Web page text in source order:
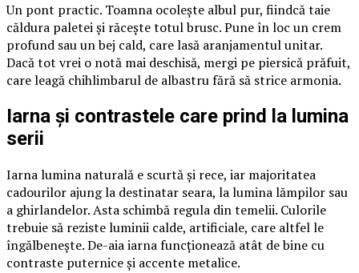
Un pont practic. Toamna ocolește albul pur, fiindcă taie
căldura paletei și răcește totul brusc. Pune în loc un crem
profund sau un bej cald, care lasă aranjamentul unitar.
Dacă tot vrei o notă mai deschisă, mergi pe piersică prăfuit,
care leagă chihlimbarul de albastru fără să strice armonia.
Iarna și contrastele care prind la lumina
serii
Iarna lumina naturală e scurtă și rece, iar majoritatea
cadourilor ajung la destinatar seara, la lumina lămpilor sau
a ghirlandelor. Asta schimbă regula din temelii. Culorile
trebuie să reziste luminii calde, artificiale, care altfel le
îngălbenește. De-aia iarna funcționează atât de bine cu
contraste puternice și accente metalice.